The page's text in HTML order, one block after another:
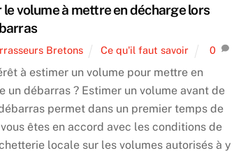
le volume à mettre en décharge lors
Bretons Ce qu'il faut savoir 0
à estimer un volume pour mettre en
un débarras ? Estimer un volume avant de
permet dans un premier temps de
êtes en accord avec les conditions de
locale sur les volumes autorisés à y